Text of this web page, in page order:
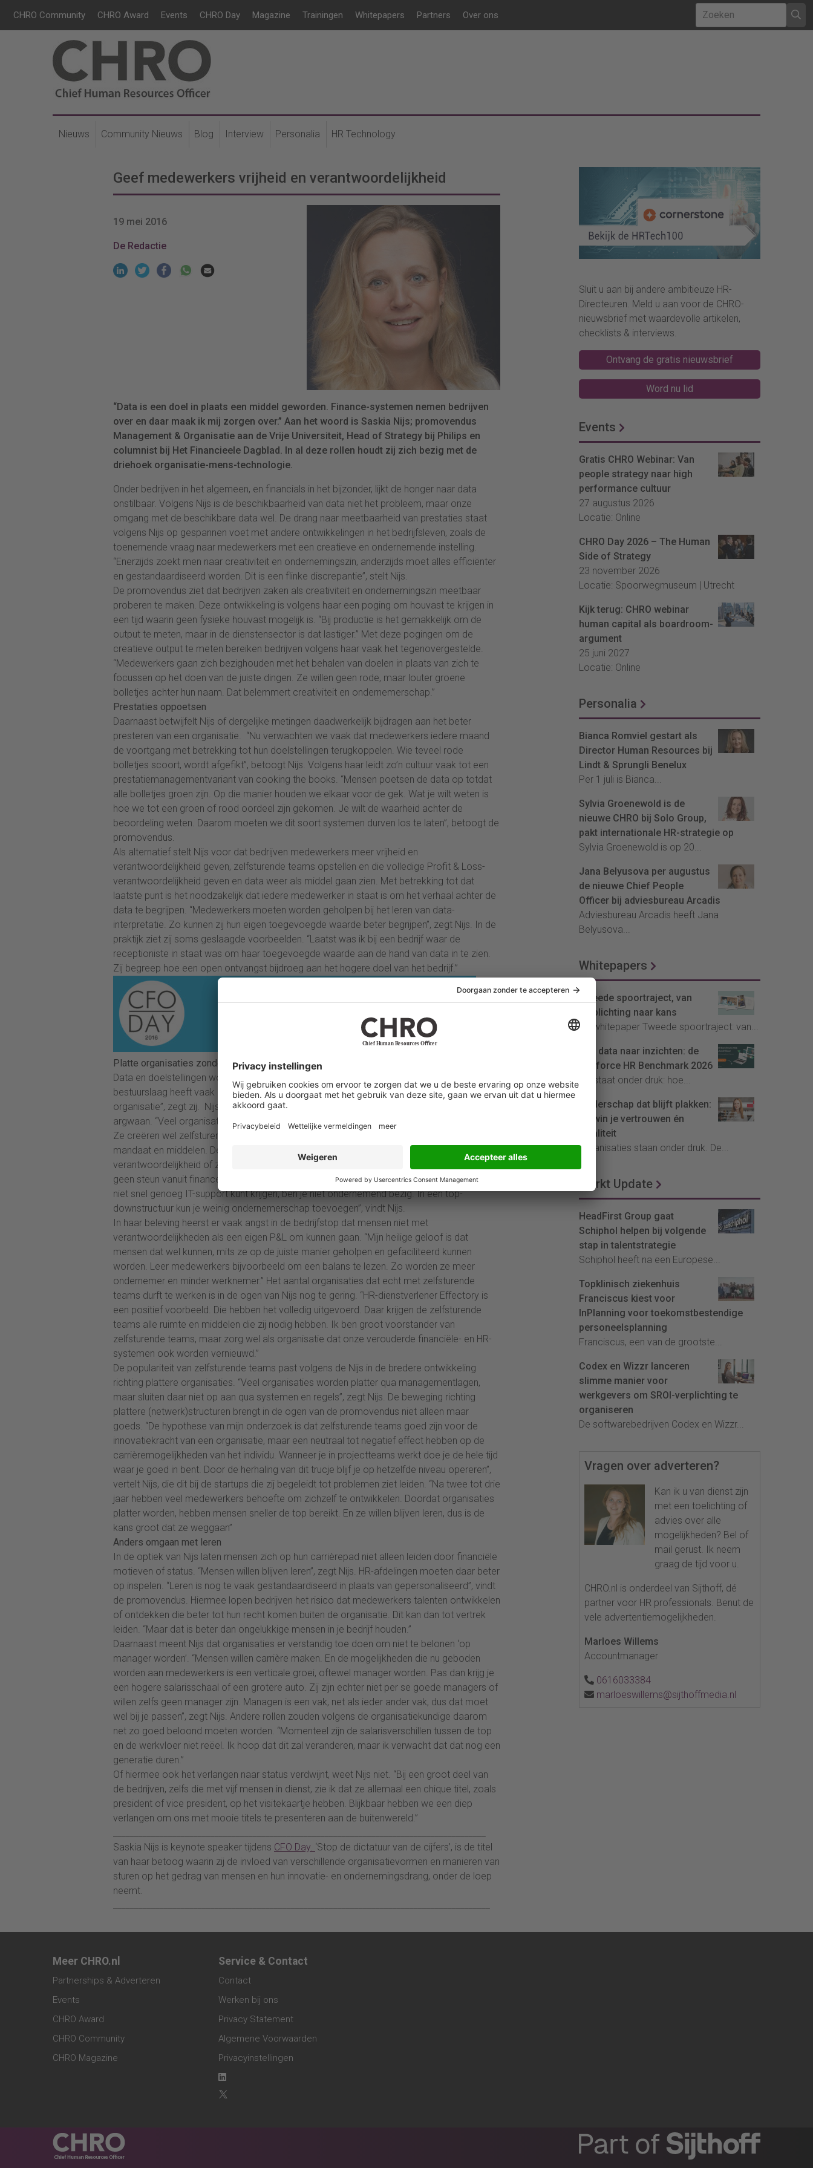
CHRO Community CHRO Award Events CHRO Day Magazine Trainingen Whitepapers Partners Over ons
Nieuws Community Nieuws Blog Interview Personalia HR Technology
Geef medewerkers vrijheid en verantwoordelijkheid
19 mei 2016
De Redactie
“Data is een doel in plaats een middel geworden. Finance-systemen nemen bedrijven
over en daar maak ik mij zorgen over.” Aan het woord is Saskia Nijs; promovendus
Management & Organisatie aan de Vrije Universiteit, Head of Strategy bij Philips en
columnist bij Het Financieele Dagblad. In al deze rollen houdt zij zich bezig met de
driehoek organisatie-mens-technologie.
Onder bedrijven in het algemeen, en financials in het bijzonder, lijkt de honger naar data
onstilbaar. Volgens Nijs is de beschikbaarheid van data niet het probleem, maar onze
omgang met de beschikbare data wel. De drang naar meetbaarheid van prestaties staat
volgens Nijs op gespannen voet met andere ontwikkelingen in het bedrijfsleven, zoals de
toenemende vraag naar medewerkers met een creatieve en ondernemende instelling.
“Enerzijds zoekt men naar creativiteit en ondernemingszin, anderzijds moet alles efficiënter
en gestandaardiseerd worden. Dit is een flinke discrepantie”, stelt Nijs.
De promovendus ziet dat bedrijven zaken als creativiteit en ondernemingszin meetbaar
proberen te maken. Deze ontwikkeling is volgens haar een poging om houvast te krijgen in
een tijd waarin geen fysieke houvast mogelijk is. “Bij productie is het gemakkelijk om de
output te meten, maar in de dienstensector is dat lastiger.” Met deze pogingen om de
creatieve output te meten bereiken bedrijven volgens haar vaak het tegenovergestelde.
“Medewerkers gaan zich bezighouden met het behalen van doelen in plaats van zich te
focussen op het doen van de juiste dingen. Ze willen geen rode, maar louter groene
bolletjes achter hun naam. Dat belemmert creativiteit en ondernemerschap.”
Prestaties oppoetsen
Daarnaast betwijfelt Nijs of dergelijke metingen daadwerkelijk bijdragen aan het beter
presteren van een organisatie. “Nu verwachten we vaak dat medewerkers iedere maand
de voortgang met betrekking tot hun doelstellingen terugkoppelen. Wie teveel rode
bolletjes scoort, wordt afgefikt”, betoogt Nijs. Volgens haar leidt zo’n cultuur vaak tot een
prestatiemanagementvariant van cooking the books. “Mensen poetsen de data op totdat
alle bolletjes groen zijn. Op die manier houden we elkaar voor de gek. Wat je wilt weten is
hoe we tot een groen of rood oordeel zijn gekomen. Je wilt de waarheid achter de
beoordeling weten. Daarom moeten we dit soort systemen durven los te laten”, betoogt de
promovendus.
Als alternatief stelt Nijs voor dat bedrijven medewerkers meer vrijheid en
verantwoordelijkheid geven, zelfsturende teams opstellen en die volledige Profit & Loss-
verantwoordelijkheid geven en data weer als middel gaan zien. Met betrekking tot dat
laatste punt is het noodzakelijk dat iedere medewerker in staat is om het verhaal achter de
data te begrijpen. “Medewerkers moeten worden geholpen bij het leren van data-
interpretatie. Zo kunnen zij hun eigen toegevoegde waarde beter begrijpen”, zegt Nijs. In de
praktijk ziet zij soms geslaagde voorbeelden. “Laatst was ik bij een bedrijf waar de
receptioniste in staat was om haar toegevoegde waarde aan de hand van data in te zien.
Zij begreep hoe een open ontvangst bijdroeg aan het hogere doel van het bedrijf.”
Platte organisaties zonder mandaat
Data en doelstellingen worden, zo vindt Nijs, nog te vaak top down opgelegd. “De hoogste
bestuurslaag heeft vaak P&L-doelen, hakt deze in stukken en verdeelt die over de
organisatie”, zegt zij. Nijs bekijkt de hype rondom zelfsturende teams dan ook met enige
argwaan. “Veel organisaties claimen ten onrechte dat zij met zelfsturende teams werken.
Ze creëren wel zelfsturende teams met de opdracht om ondernemend te zijn, maar zonder
mandaat en middelen. Deze teams hebben dan bijvoorbeeld geen eigen P&L-
verantwoordelijkheid of zijn niet in staat om zelf services in te kopen, zoals IT. Of ze krijgen
geen steun vanuit finance of HR. Als projecten gehinderd worden, bijvoorbeeld omdat je
niet snel genoeg IT-support kunt krijgen, ben je niet ondernemend bezig. In een top-
downstructuur kun je weinig ondernemerschap toevoegen”, vindt Nijs.
In haar beleving heerst er vaak angst in de bedrijfstop dat mensen niet met
verantwoordelijkheden als een eigen P&L om kunnen gaan. “Mijn heilige geloof is dat
mensen dat wel kunnen, mits ze op de juiste manier geholpen en gefaciliteerd kunnen
worden. Leer medewerkers bijvoorbeeld om een balans te lezen. Zo worden ze meer
ondernemer en minder werknemer.” Het aantal organisaties dat echt met zelfsturende
teams durft te werken is in de ogen van Nijs nog te gering. “HR-dienstverlener Effectory is
een positief voorbeeld. Die hebben het volledig uitgevoerd. Daar krijgen de zelfsturende
teams alle ruimte en middelen die zij nodig hebben. Ik ben groot voorstander van
zelfsturende teams, maar zorg wel als organisatie dat onze verouderde financiële- en HR-
systemen ook worden vernieuwd.”
De populariteit van zelfsturende teams past volgens de Nijs in de bredere ontwikkeling
richting plattere organisaties. “Veel organisaties worden platter qua managementlagen,
maar sluiten daar niet op aan qua systemen en regels”, zegt Nijs. De beweging richting
plattere (netwerk)structuren brengt in de ogen van de promovendus niet alleen maar
goeds. “De hypothese van mijn onderzoek is dat zelfsturende teams goed zijn voor de
innovatiekracht van een organisatie, maar een neutraal tot negatief effect hebben op de
carrièremogelijkheden van het individu. Wanneer je in projectteams werkt doe je de hele tijd
waar je goed in bent. Door de herhaling van dit trucje blijf je op hetzelfde niveau opereren”,
vertelt Nijs, die dit bij de startups die zij begeleidt tot problemen ziet leiden. “Na twee tot drie
jaar hebben veel medewerkers behoefte om zichzelf te ontwikkelen. Doordat organisaties
platter worden, hebben mensen sneller de top bereikt. En ze willen blijven leren, dus is de
kans groot dat ze weggaan”
Anders omgaan met leren
In de optiek van Nijs laten mensen zich op hun carrièrepad niet alleen leiden door financiële
motieven of status. “Mensen willen blijven leren”, zegt Nijs. HR-afdelingen moeten daar beter
op inspelen. “Leren is nog te vaak gestandaardiseerd in plaats van gepersonaliseerd”, vindt
de promovendus. Hiermee lopen bedrijven het risico dat medewerkers talenten ontwikkelen
of ontdekken die beter tot hun recht komen buiten de organisatie. Dit kan dan tot vertrek
leiden. “Maar dat is beter dan ongelukkige mensen in je bedrijf houden.”
Daarnaast meent Nijs dat organisaties er verstandig toe doen om niet te belonen ‘op
manager worden’. “Mensen willen carrière maken. En de mogelijkheden die nu geboden
worden aan medewerkers is een verticale groei, oftewel manager worden. Pas dan krijg je
een hogere salarisschaal of een grotere auto. Zij zijn echter niet per se goede managers of
willen zelfs geen manager zijn. Managen is een vak, net als ieder ander vak, dus dat moet
wel bij je passen”, zegt Nijs. Andere rollen zouden volgens de organisatiekundige daarom
net zo goed beloond moeten worden. “Momenteel zijn de salarisverschillen tussen de top
en de werkvloer niet reëel. Ik hoop dat dit zal veranderen, maar ik verwacht dat dat nog een
generatie duren.”
Of hiermee ook het verlangen naar status verdwijnt, weet Nijs niet. “Bij een groot deel van
de bedrijven, zelfs die met vijf mensen in dienst, zie ik dat ze allemaal een chique titel, zoals
president of vice president, op het visitekaartje hebben. Blijkbaar hebben we een diep
verlangen om ons met mooie titels te presenteren aan de buitenwereld.”
Saskia Nijs is keynote speaker tijdens CFO Day. ‘Stop de dictatuur van de cijfers’, is de titel
van haar betoog waarin zij de invloed van verschillende organisatievormen en manieren van
sturen op het gedrag van mensen en hun innovatie- en ondernemingsdrang, onder de loep
neemt.
Sluit u aan bij andere ambitieuze HR-
Directeuren. Meld u aan voor de CHRO-
nieuwsbrief met waardevolle artikelen,
checklists & interviews.
Ontvang de gratis nieuwsbrief
Word nu lid
Events
Gratis CHRO Webinar: Van
people strategy naar high
performance cultuur
27 augustus 2026
Locatie: Online
CHRO Day 2026 – The Human
Side of Strategy
23 november 2026
Locatie: Spoorwegmuseum | Utrecht
Kijk terug: CHRO webinar
human capital als boardroom-
argument
25 juni 2027
Locatie: Online
Personalia
Bianca Romviel gestart als
Director Human Resources bij
Lindt & Sprungli Benelux
Per 1 juli is Bianca...
Sylvia Groenewold is de
nieuwe CHRO bij Solo Group,
pakt internationale HR-strategie op
Sylvia Groenewold is op 20...
Jana Belyusova per augustus
de nieuwe Chief People
Officer bij adviesbureau Arcadis
Adviesbureau Arcadis heeft Jana
Belyusova...
Whitepapers
Tweede spoortraject, van
verplichting naar kans
De whitepaper Tweede spoortraject: van...
Van data naar inzichten: de
Youforce HR Benchmark 2026
HR staat onder druk: hoe...
Leiderschap dat blijft plakken:
zo win je vertrouwen én
loyaliteit
Organisaties staan onder druk. De...
Markt Update
HeadFirst Group gaat
Schiphol helpen bij volgende
stap in talentstrategie
Schiphol heeft na een Europese...
Topklinisch ziekenhuis
Franciscus kiest voor
InPlanning voor toekomstbestendige
personeelsplanning
Franciscus, een van de grootste...
Codex en Wizzr lanceren
slimme manier voor
werkgevers om SROI-verplichting te
organiseren
De softwarebedrijven Codex en Wizzr...
Vragen over adverteren?
Kan ik u van dienst zijn
met een toelichting of
advies over alle
mogelijkheden? Bel of
mail gerust. Ik neem
graag de tijd voor u.
CHRO.nl is onderdeel van Sijthoff, dé
partner voor HR professionals. Benut de
vele advertentiemogelijkheden.
Marloes Willems
Accountmanager
0616033384
marloeswillems@sijthoffmedia.nl
Meer CHRO.nl
Partnerships & Adverteren
Events
CHRO Award
CHRO Community
CHRO Magazine
Service & Contact
Contact
Werken bij ons
Privacy Statement
Algemene Voorwaarden
Privacyinstellingen